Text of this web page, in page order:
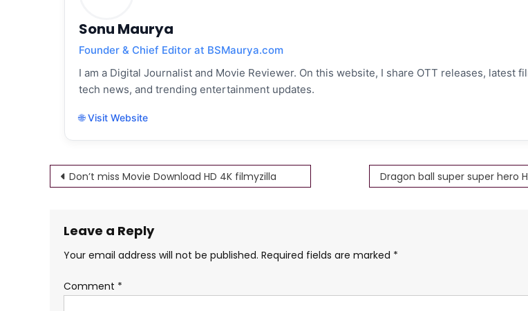
Sonu Maurya
Founder & Chief Editor at BSMaurya.com
I am a Digital Journalist and Movie Reviewer. On this website, I share OTT releases, latest
tech news, and trending entertainment updates.
🌐 Visit Website
Post
Don’t miss Movie Download HD 4K filmyzilla
Leave a Reply
Your email address will not be published. Required fields are marked *
Comment *